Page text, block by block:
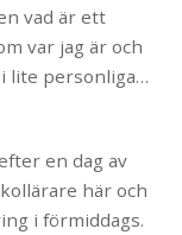
vad är ett
var jag är och
lite personliga…
en dag av
här och
i förmiddags.